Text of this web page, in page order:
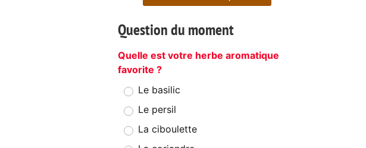
Question du moment
Quelle est votre herbe aromatique
favorite ?
Le basilic
Le persil
La ciboulette